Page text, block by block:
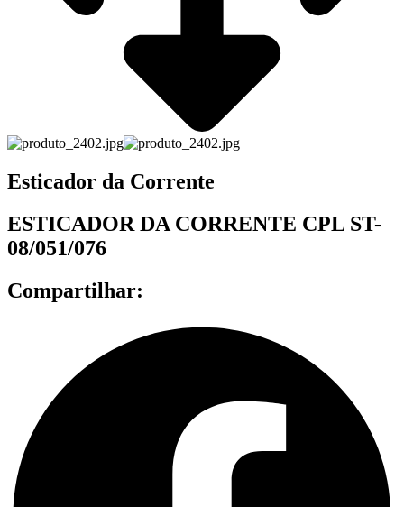
Esticador da Corrente
ESTICADOR DA CORRENTE CPL ST-
08/051/076
Compartilhar: